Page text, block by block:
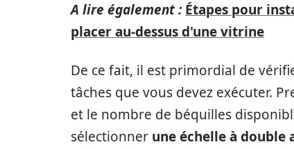
A lire également : Étapes pour
placer au-dessus d'une vitrine
De ce fait, il est primordial de
tâches que vous devez exécuter.
et le nombre de béquilles
sélectionner une échelle à double